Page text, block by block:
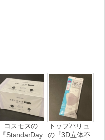
コスモスの
『StandarDay
トップバリュ
の『3D立体不